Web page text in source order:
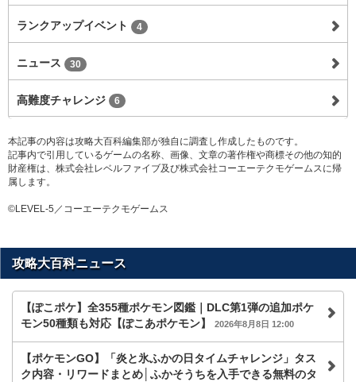
ランクアップイベント 4
ニュース 30
高難度チャレンジ 6
本記事の内容は攻略大百科編集部が独自に調査し作成したものです。
記事内で引用しているゲームの名称、画像、文章の著作権や商標その他の知的
財産権は、株式会社レベルファイブ及び株式会社コーエーテクモゲームスに帰
属します。
©LEVEL-5／コーエーテクモゲームス
攻略大百科ニュース
【ぽこポケ】全355種ポケモン図鑑｜DLC第1弾の追加ポケ
モン50種類も対応【ぽこあポケモン】
2026年8月8日 12:00
【ポケモンGO】「炎と氷ふかの日タイムチャレンジ」タス
ク内容・リワードまとめ│ふかそうちを入手できる無料のタ